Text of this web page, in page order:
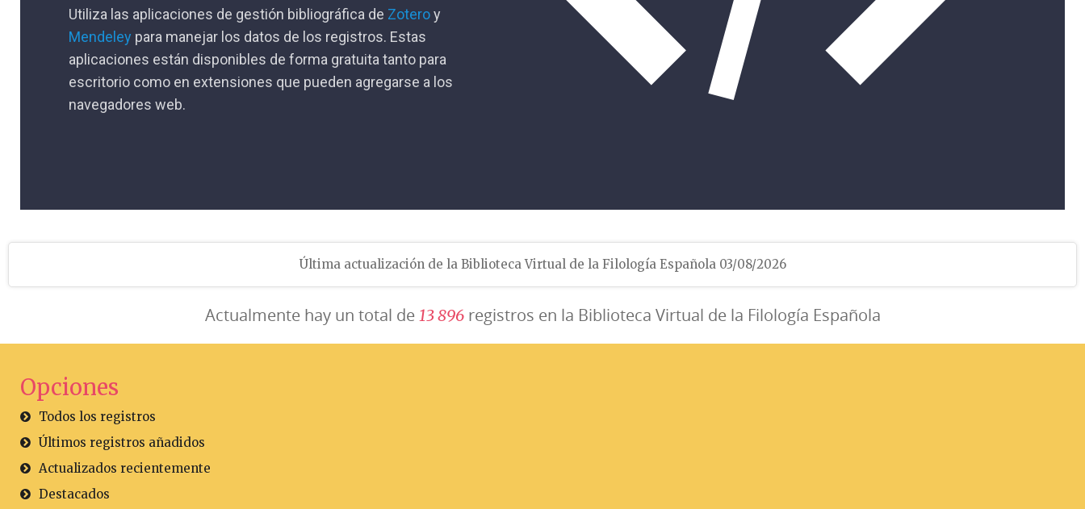
Utiliza las aplicaciones de gestión bibliográfica de Zoteroy
Mendeley para manejar los datos de los registros. Estas
aplicaciones están disponibles de forma gratuita tanto para
escritorio como en extensiones que pueden agregarse a los
navegadores web.
Última actualización de la Biblioteca Virtual de la Filología Española 03/08/2026
Actualmente hay un total de 13896registros en la Biblioteca Virtual de la Filología Española
Opciones
Todos los registros
Últimos registros añadidos
Actualizados recientemente
Destacados